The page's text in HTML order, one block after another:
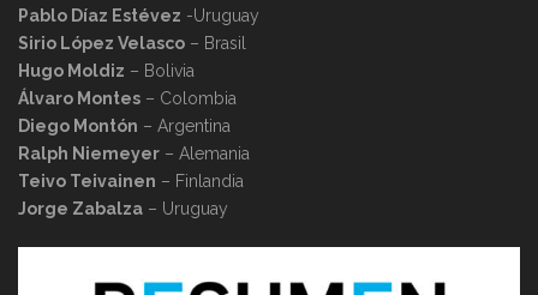
Pablo Díaz Estévez -Uruguay
Sirio López Velasco – Brasil
Hugo Moldiz – Bolivia
Álvaro Montes – Colombia
Diego Montón – Argentina
Ralph Niemeyer – Alemania
Teivo Teivainen – Finlandia
Jorge Zabalza – Uruguay